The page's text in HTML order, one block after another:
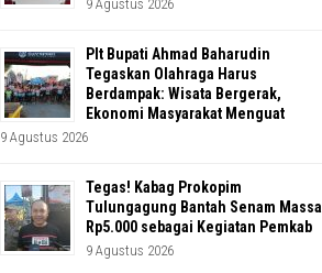
9 Agustus 2026
Plt Bupati Ahmad Baharudin
Tegaskan Olahraga Harus
Berdampak: Wisata Bergerak,
Ekonomi Masyarakat Menguat
9 Agustus 2026
Tegas! Kabag Prokopim
Tulungagung Bantah Senam Massal
Rp5.000 sebagai Kegiatan Pemkab
9 Agustus 2026